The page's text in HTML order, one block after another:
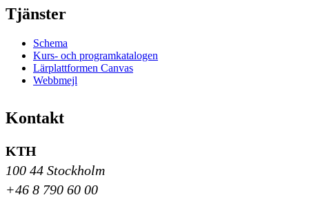
Tjänster
Schema
Kurs- och programkatalogen
Lärplattformen Canvas
Webbmejl
Kontakt
KTH
100 44 Stockholm
+46 8 790 60 00